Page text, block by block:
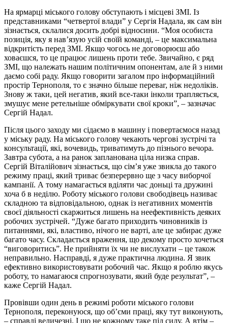
На ярмарці міського голову обступають і місцеві ЗМІ. Із
представниками “четвертої влади” у Сергія Надала, як сам він
зізнається, склалися досить добрі відносини. “Моя особиста
позиція, яку я нав’язую усій своїй команді, – це максимальна
відкритість перед ЗМІ. Якщо чогось не договорюєш або
ховаєшся, то це працює лишень проти тебе. Звичайно, є ряд
ЗМІ, що належать нашим політичним опонентам, але й з ними
даємо собі раду. Якщо говорити загалом про інформаційний
простір Тернополя, то є значно більше переваг, ніж недоліків.
Знову ж таки, цей негатив, який все-таки інколи трапляється,
змушує мене ретельніше обміркувати свої кроки”, – зазначає
Сергій Надал.
Після цього заходу ми сідаємо в машину і повертаємося назад
у міську раду. На міського голову чекають чергові зустрічі та
консультації, які, вочевидь, триватимуть до пізнього вечора.
Завтра субота, а на ранок запланована ціла низка справ.
Сергій Віталійович зізнається, що сім’я уже звикла до такого
режиму праці, який триває безперервно ще з часу виборчої
кампанії. А тому намагається вділяти час доньці та дружині
хоча б в неділю. Роботу міського голови свободівець називає
складною та відповідальною, однак із негативних моментів
своєї діяльності скаржиться лишень на неефективність деяких
робочих зустрічей. “Дуже багато приходить чиновників із
питаннями, які, властиво, нічого не варті, але це забирає дуже
багато часу. Складається враження, що декому просто хочеться
“виговоритись”. Не прийняти їх чи не вислухати – це також
неправильно. Насправді, я дуже практична людина. Я звик
ефективно використовувати робочий час. Якщо я роблю якусь
роботу, то намагаюся спрогнозувати, який буде результат”, –
каже Сергій Надал.
Провівши один день в режимі роботи міського голови
Тернополя, переконуюся, що об’єми праці, яку тут виконують,
– справді величезні. І що не кожному таке під силу. А втім –